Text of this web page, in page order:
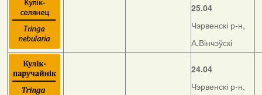
25.04
Чэрвенскі р-н,
А.Вінчэўскі
24.04
Чэрвенскі р-н,